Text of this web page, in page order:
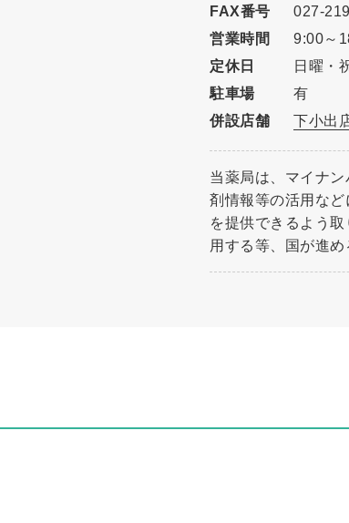
FAX番号
027-
営業時間
9:00～
定休日
日曜・
駐車場
有
併設店舗
下小出
当薬局は、マイナ
剤情報等の活用な
を提供できるよう
用する等、国が進め